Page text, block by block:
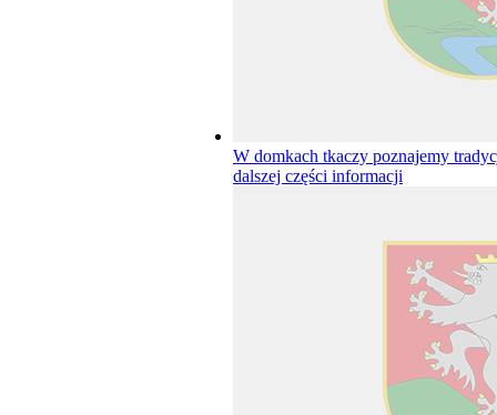
W domkach tkaczy poznajemy
dalszej części informacji